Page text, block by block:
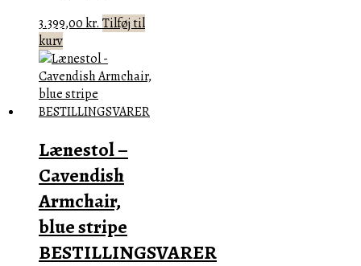
3.399,00kr. Tilføj til
kurv
Lænestol –
Cavendish
Armchair,
blue stripe
BESTILLINGSVARER